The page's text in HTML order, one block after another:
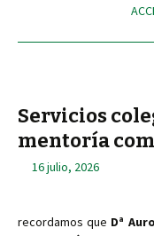
Servicios
mentoría
16 julio, 2026
recordamos que Dª